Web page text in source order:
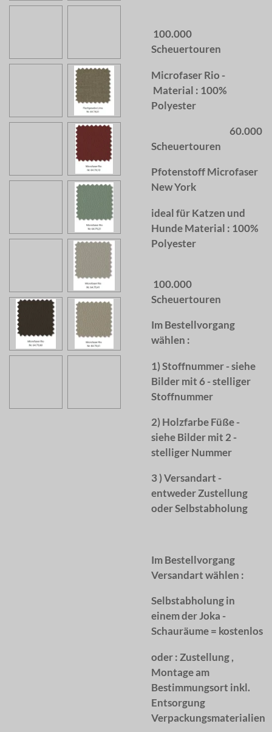
100.000
Scheuertouren
Microfaser Rio -
Material : 100%
Polyester
60.000
Scheuertouren
Pfotenstoff Microfaser
New York
ideal für Katzen und
Hunde Material : 100%
Polyester
100.000
Scheuertouren
Im Bestellvorgang
wählen :
1) Stoffnummer - siehe
Bilder mit 6 - stelliger
Stoffnummer
2) Holzfarbe Füße -
siehe Bilder mit 2 -
stelliger Nummer
3 ) Versandart -
entweder Zustellung
oder Selbstabholung
Im Bestellvorgang
Versandart wählen :
Selbstabholung in
einem der Joka -
Schauräume = kostenlos
oder :Zustellung ,
Montage am
Bestimmungsort inkl.
Entsorgung
Verpackungsmaterialien